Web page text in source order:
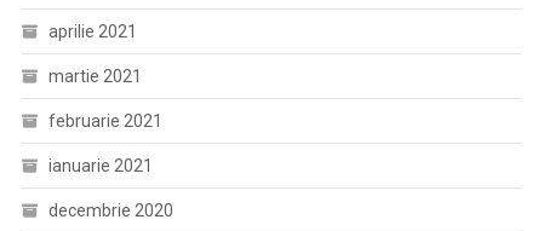
aprilie 2021
martie 2021
februarie 2021
ianuarie 2021
decembrie 2020